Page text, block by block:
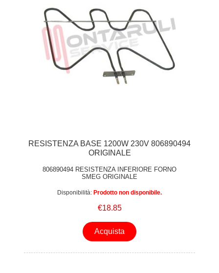
RESISTENZA BASE 1200W 230V 806890494
ORIGINALE
806890494 RESISTENZA INFERIORE FORNO
SMEG ORIGINALE
Disponibilità: Prodotto non disponibile.
€18.85
Acquista